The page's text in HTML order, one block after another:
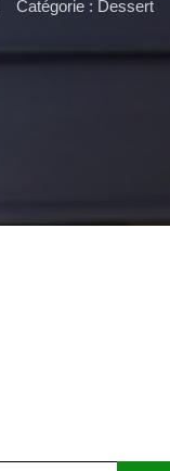
Catégorie : Dessert